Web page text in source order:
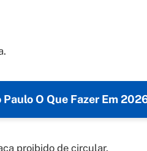
O Que Fazer Em
proibido de circular.